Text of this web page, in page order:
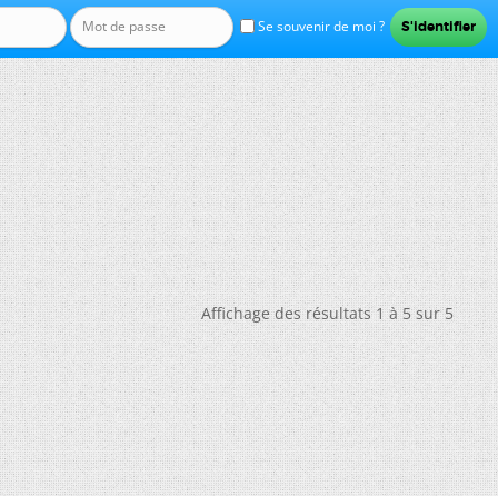
Se souvenir de moi ?
Affichage des résultats 1 à 5 sur 5